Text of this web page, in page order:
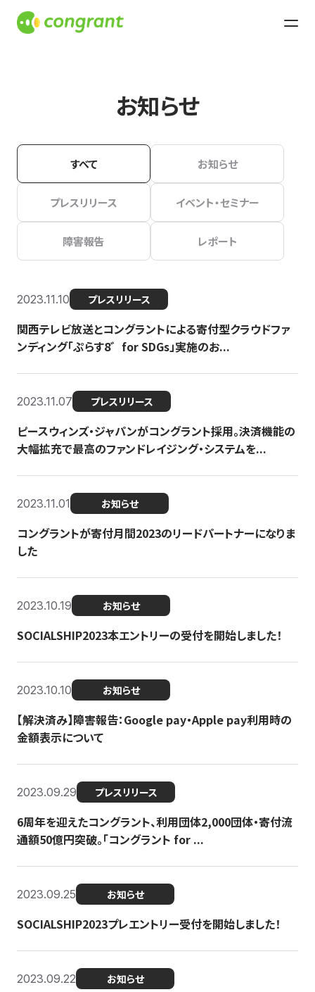
お知らせ
すべて お知らせ
プレスリリース イベント・セミナー
障害報告 レポート
2023.11.10 プレスリリース
関西テレビ放送とコングラントによる寄付型クラウドファ
ンディング「ぷらす8゛for SDGs」実施のお...
2023.11.07 プレスリリース
ピースウィンズ・ジャパンがコングラント採用。決済機能の
大幅拡充で最高のファンドレイジング・システムを...
2023.11.01 お知らせ
コングラントが寄付月間2023のリードパートナーになりま
した
2023.10.19 お知らせ
SOCIALSHIP2023本エントリーの受付を開始しました！
2023.10.10 お知らせ
【解決済み】障害報告：Google pay・Apple pay利用時の
金額表示について
2023.09.29 プレスリリース
6周年を迎えたコングラント、利用団体2,000団体・寄付流
通額50億円突破。「コングラント for ...
2023.09.25 お知らせ
SOCIALSHIP2023プレエントリー受付を開始しました！
2023.09.22 お知らせ